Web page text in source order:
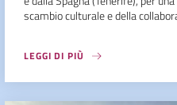
scambio culturale e della
LEGGI DI PIÙ